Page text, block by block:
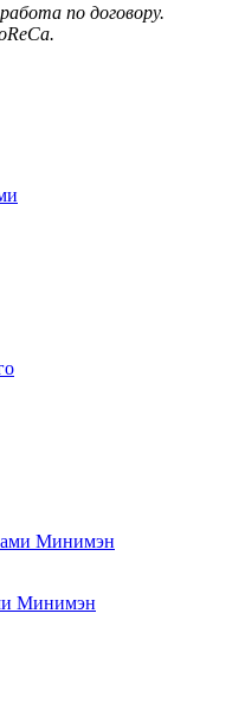
по договору.
Минимэн